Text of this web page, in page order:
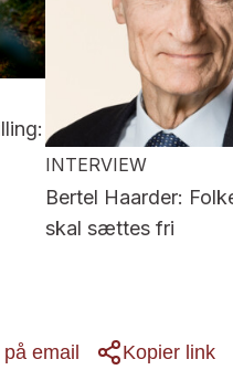
INTERVIEW
Bertel Haarder:
skal sættes fri
email Kopier link